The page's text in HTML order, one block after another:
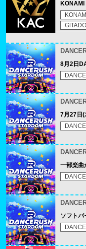
8月2日
7月27日(
一部楽曲
ソフト